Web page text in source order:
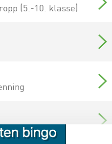
(5.-10. klasse)